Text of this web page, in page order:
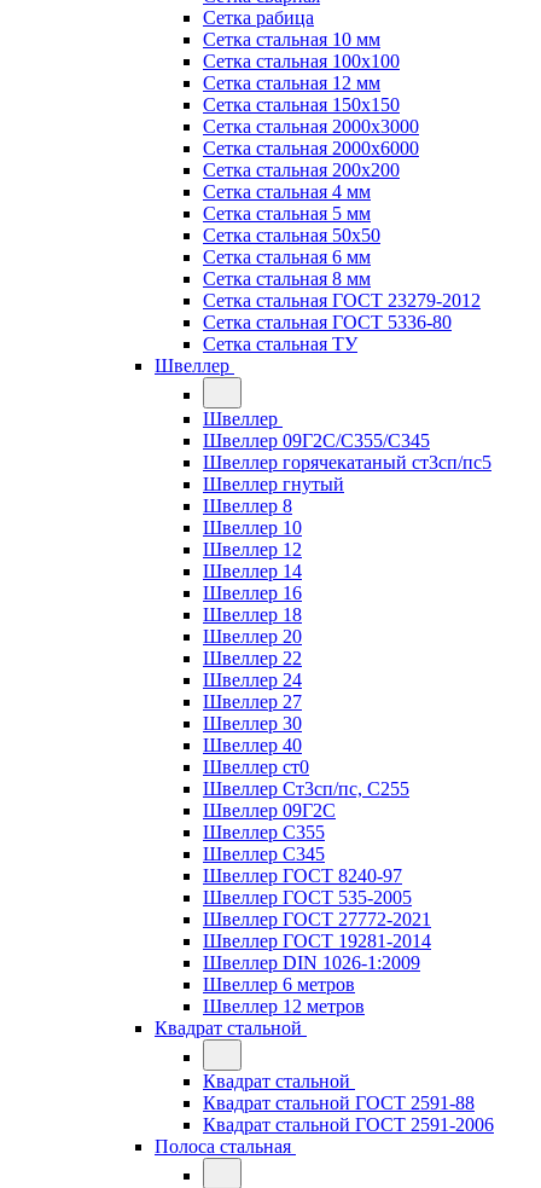
Сетка рабица
Сетка стальная 10 мм
Сетка стальная 100х100
Сетка стальная 12 мм
Сетка стальная 150х150
Сетка стальная 2000х3000
Сетка стальная 2000х6000
Сетка стальная 200х200
Сетка стальная 4 мм
Сетка стальная 5 мм
Сетка стальная 50х50
Сетка стальная 6 мм
Сетка стальная 8 мм
Сетка стальная ГОСТ 23279-2012
Сетка стальная ГОСТ 5336-80
Сетка стальная ТУ
Швеллер
Швеллер
Швеллер 09Г2С/С355/С345
Швеллер горячекатаный ст3сп/пс5
Швеллер гнутый
Швеллер 8
Швеллер 10
Швеллер 12
Швеллер 14
Швеллер 16
Швеллер 18
Швеллер 20
Швеллер 22
Швеллер 24
Швеллер 27
Швеллер 30
Швеллер 40
Швеллер ст0
Швеллер Ст3сп/пс, С255
Швеллер 09Г2С
Швеллер С355
Швеллер С345
Швеллер ГОСТ 8240-97
Швеллер ГОСТ 535-2005
Швеллер ГОСТ 27772-2021
Швеллер ГОСТ 19281-2014
Швеллер DIN 1026-1:2009
Швеллер 6 метров
Швеллер 12 метров
Квадрат стальной
Квадрат стальной
Квадрат стальной ГОСТ 2591-88
Квадрат стальной ГОСТ 2591-2006
Полоса стальная